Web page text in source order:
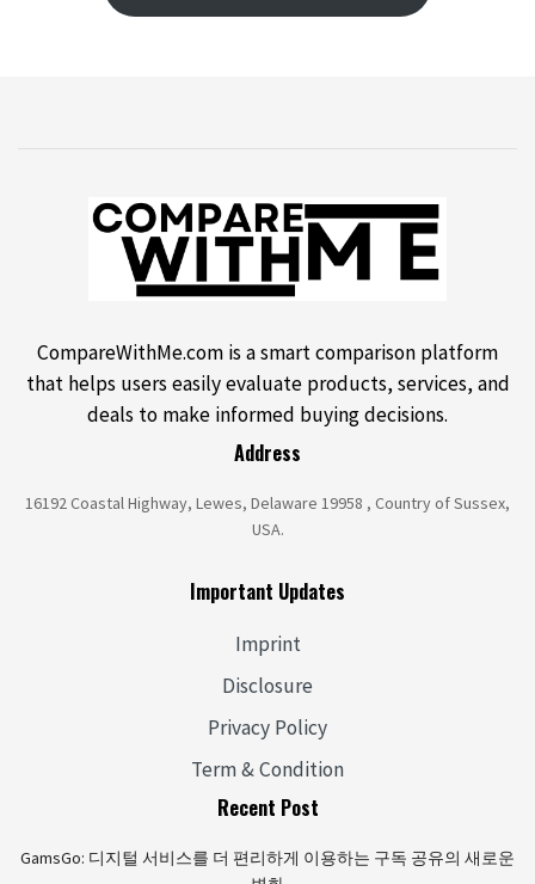
CompareWithMe.com is a smart comparison platform
that helps users easily evaluate products, services, and
deals to make informed buying decisions.
Address
16192 Coastal Highway, Lewes, Delaware 19958 , Country of Sussex,
USA.
Important Updates
Imprint
Disclosure
Privacy Policy
Term & Condition
Recent Post
GamsGo: 디지털 서비스를 더 편리하게 이용하는 구독 공유의 새로운